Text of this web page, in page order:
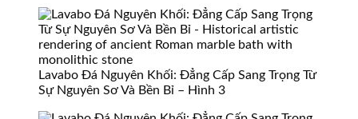
Lavabo Đá Nguyên Khối: Đẳng Cấp Sang Trọng Từ
Sự Nguyên Sơ Và Bền Bỉ – Hình 3